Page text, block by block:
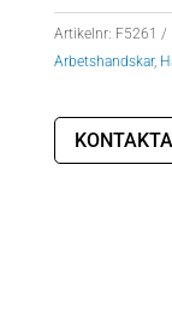
Artikelnr: F5261
Arbetshandskar,